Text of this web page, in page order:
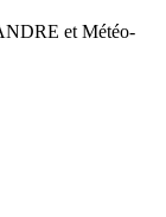
et Météo-